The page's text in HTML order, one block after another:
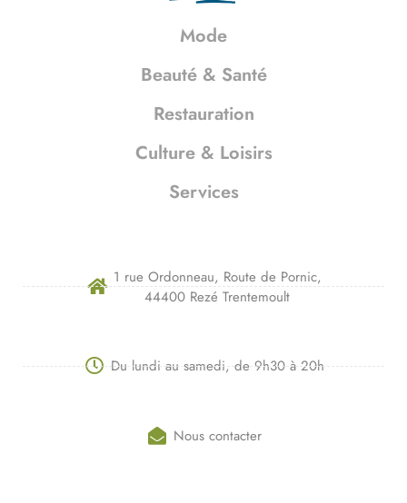
Mode
Beauté & Santé
Restauration
Culture & Loisirs
Services
1 rue Ordonneau, Route de Pornic,
44400 Rezé Trentemoult
Du lundi au samedi, de 9h30 à 20h
Nous contacter